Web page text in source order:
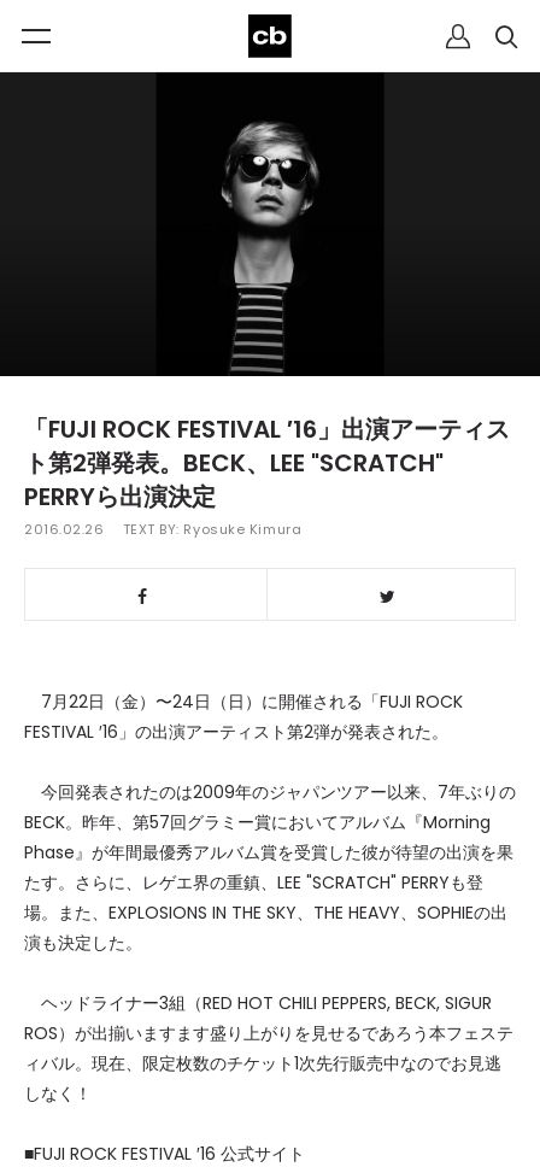
「FUJI ROCK FESTIVAL ′16」出演アーティス
ト第2弾発表。BECK、LEE "SCRATCH"
PERRYら出演決定
2016.02.26 TEXT BY: Ryosuke Kimura
7月22日（金）〜24日（日）に開催される「FUJI ROCK
FESTIVAL ′16」の出演アーティスト第2弾が発表された。
今回発表されたのは2009年のジャパンツアー以来、7年ぶりの
BECK。昨年、第57回グラミー賞においてアルバム『Morning
Phase』が年間最優秀アルバム賞を受賞した彼が待望の出演を果
たす。さらに、レゲエ界の重鎮、LEE "SCRATCH" PERRYも登
場。また、EXPLOSIONS IN THE SKY、THE HEAVY、SOPHIEの出
演も決定した。
ヘッドライナー3組（RED HOT CHILI PEPPERS, BECK, SIGUR
ROS）が出揃いますます盛り上がりを見せるであろう本フェステ
ィバル。現在、限定枚数のチケット1次先行販売中なのでお見逃
しなく！
■FUJI ROCK FESTIVAL ′16 公式サイト